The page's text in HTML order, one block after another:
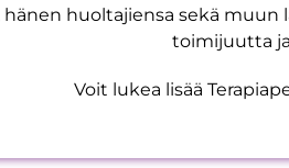
hänen huoltajiensa sekä
toimijuutta
Voit lukea lisää